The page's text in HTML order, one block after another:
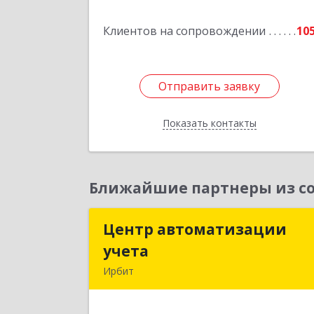
Клиентов на сопровождении
Отправить заявку
Показать контакты
Отправить заявку
Назад
Ближайшие партнеры из
Центр автоматизации
учета
Ирбит
Центр автоматизации